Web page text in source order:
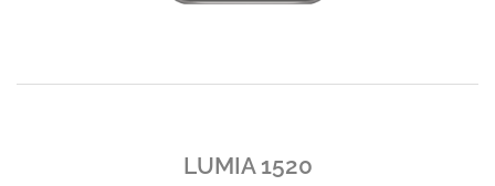
LUMIA 1520